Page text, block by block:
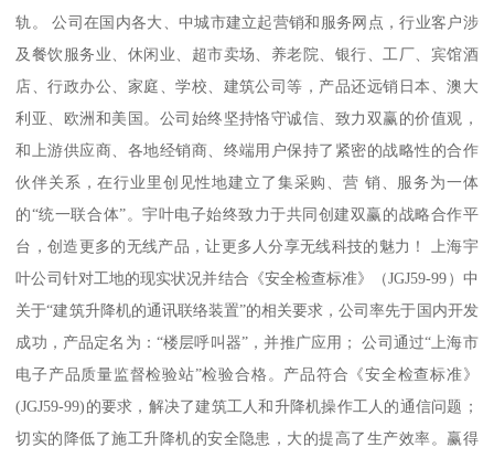
轨。 公司在国内各大、中城市建立起营销和服务网点，行业客户涉
及餐饮服务业、休闲业、超市卖场、养老院、银行、工厂、宾馆酒
店、行政办公、家庭、学校、建筑公司等，产品还远销日本、澳大
利亚、欧洲和美国。公司始终坚持恪守诚信、致力双赢的价值观，
和上游供应商、各地经销商、终端用户保持了紧密的战略性的合作
伙伴关系，在行业里创见性地建立了集采购、营 销、服务为一体
的“统一联合体”。宇叶电子始终致力于共同创建双赢的战略合作平
台，创造更多的无线产品，让更多人分享无线科技的魅力！ 上海宇
叶公司针对工地的现实状况并结合《安全检查标准》（JGJ59-99）中
关于“建筑升降机的通讯联络装置”的相关要求，公司率先于国内开发
成功，产品定名为：“楼层呼叫器”，并推广应用； 公司通过“上海市
电子产品质量监督检验站”检验合格。产品符合《安全检查标准》
(JGJ59-99)的要求，解决了建筑工人和升降机操作工人的通信问题；
切实的降低了施工升降机的安全隐患，大的提高了生产效率。赢得